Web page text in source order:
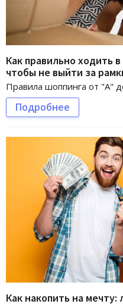
Как правильно ходить
чтобы не выйти за
Правила шоппинга от "А"
Подробнее
Как накопить на